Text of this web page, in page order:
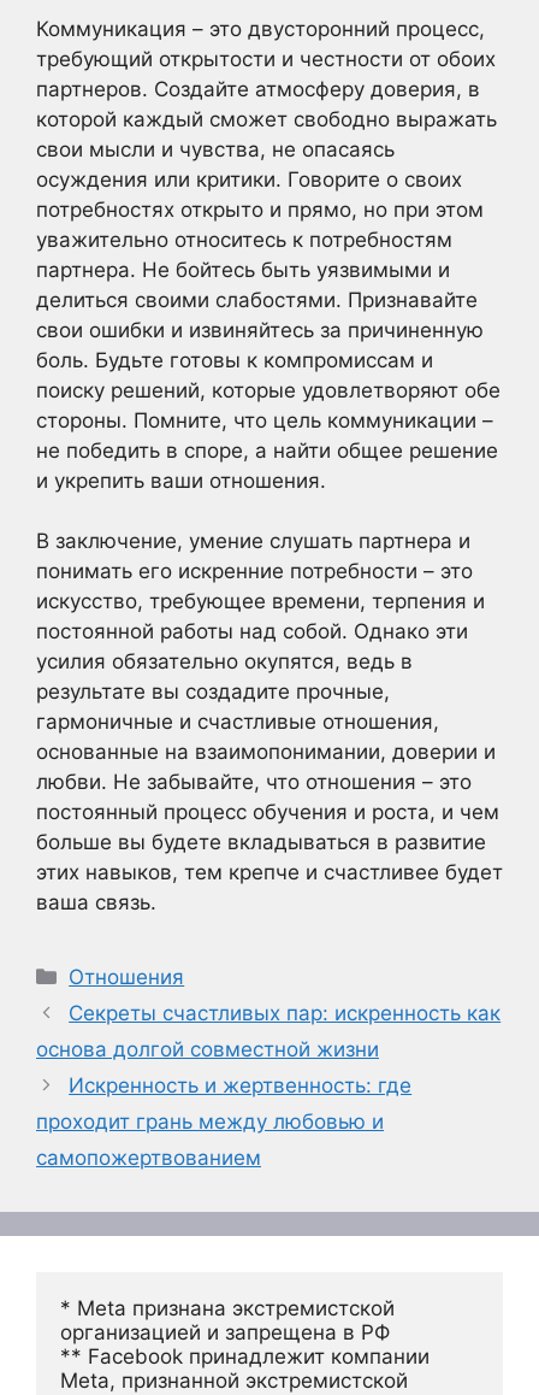
Коммуникация – это двусторонний процесс,
требующий открытости и честности от обоих
партнеров. Создайте атмосферу доверия, в
которой каждый сможет свободно выражать
свои мысли и чувства, не опасаясь
осуждения или критики. Говорите о своих
потребностях открыто и прямо, но при этом
уважительно относитесь к потребностям
партнера. Не бойтесь быть уязвимыми и
делиться своими слабостями. Признавайте
свои ошибки и извиняйтесь за причиненную
боль. Будьте готовы к компромиссам и
поиску решений, которые удовлетворяют обе
стороны. Помните, что цель коммуникации –
не победить в споре, а найти общее решение
и укрепить ваши отношения.
В заключение, умение слушать партнера и
понимать его искренние потребности – это
искусство, требующее времени, терпения и
постоянной работы над собой. Однако эти
усилия обязательно окупятся, ведь в
результате вы создадите прочные,
гармоничные и счастливые отношения,
основанные на взаимопонимании, доверии и
любви. Не забывайте, что отношения – это
постоянный процесс обучения и роста, и чем
больше вы будете вкладываться в развитие
этих навыков, тем крепче и счастливее будет
ваша связь.
Рубрики
Отношения
Секреты счастливых пар: искренность как
основа долгой совместной жизни
Искренность и жертвенность: где
проходит грань между любовью и
самопожертвованием
* Meta признана экстремистской
организацией и запрещена в РФ
** Facebook принадлежит компании
Meta, признанной экстремистской